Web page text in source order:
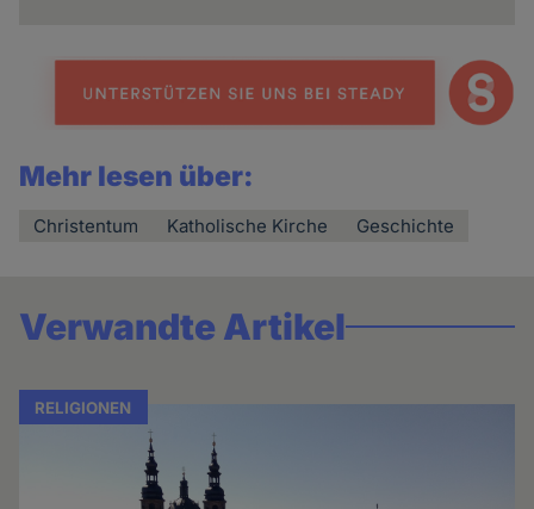
Mehr lesen über:
Christentum Katholische Kirche Geschichte
Verwandte Artikel
RELIGIONEN